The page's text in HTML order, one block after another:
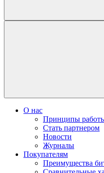
О нас
Принципы
Стать партнером
Новости
Журналы
Покупателям
Преимущества